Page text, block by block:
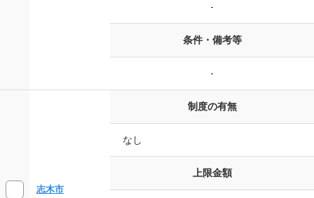
-
条件・備考等
-
志木市
制度の有無
なし
上限金額